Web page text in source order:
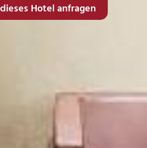
Hotel anfragen